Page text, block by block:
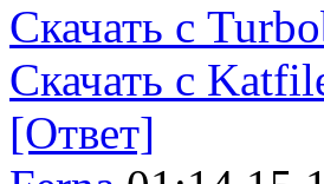
Скачать с
Скачать с
[Ответ]